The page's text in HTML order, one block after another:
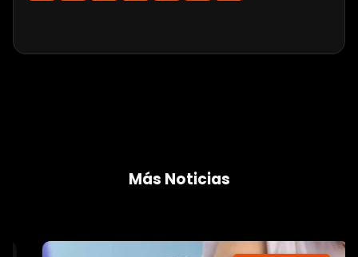
Más Noticias